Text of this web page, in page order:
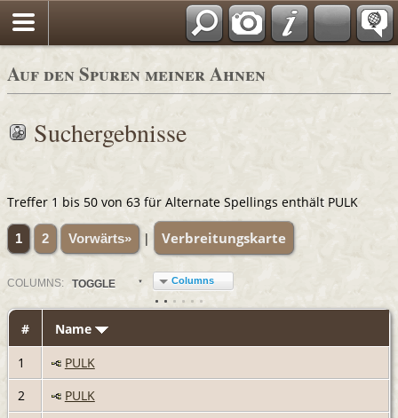
Auf den Spuren meiner Ahnen
Suchergebnisse
Treffer 1 bis 50 von 63 für Alternate Spellings enthält PULK
1 2 Vorwärts» | Verbreitungskarte
COLUMN S: TOGGLE Columns
#
Name
1
PULK
2
PULK